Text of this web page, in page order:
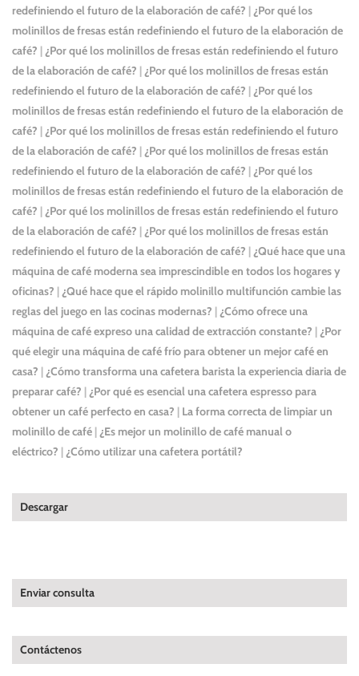
redefiniendo el futuro de la elaboración de café? | ¿Por qué los
molinillos de fresas están redefiniendo el futuro de la elaboración de
café? | ¿Por qué los molinillos de fresas están redefiniendo el futuro
de la elaboración de café? | ¿Por qué los molinillos de fresas están
redefiniendo el futuro de la elaboración de café? | ¿Por qué los
molinillos de fresas están redefiniendo el futuro de la elaboración de
café? | ¿Por qué los molinillos de fresas están redefiniendo el futuro
de la elaboración de café? | ¿Por qué los molinillos de fresas están
redefiniendo el futuro de la elaboración de café? | ¿Por qué los
molinillos de fresas están redefiniendo el futuro de la elaboración de
café? | ¿Por qué los molinillos de fresas están redefiniendo el futuro
de la elaboración de café? | ¿Por qué los molinillos de fresas están
redefiniendo el futuro de la elaboración de café? | ¿Qué hace que una
máquina de café moderna sea imprescindible en todos los hogares y
oficinas? | ¿Qué hace que el rápido molinillo multifunción cambie las
reglas del juego en las cocinas modernas? | ¿Cómo ofrece una
máquina de café expreso una calidad de extracción constante? | ¿Por
qué elegir una máquina de café frío para obtener un mejor café en
casa? | ¿Cómo transforma una cafetera barista la experiencia diaria de
preparar café? | ¿Por qué es esencial una cafetera espresso para
obtener un café perfecto en casa? | La forma correcta de limpiar un
molinillo de café | ¿Es mejor un molinillo de café manual o
eléctrico? | ¿Cómo utilizar una cafetera portátil?
Descargar
Enviar consulta
Contáctenos